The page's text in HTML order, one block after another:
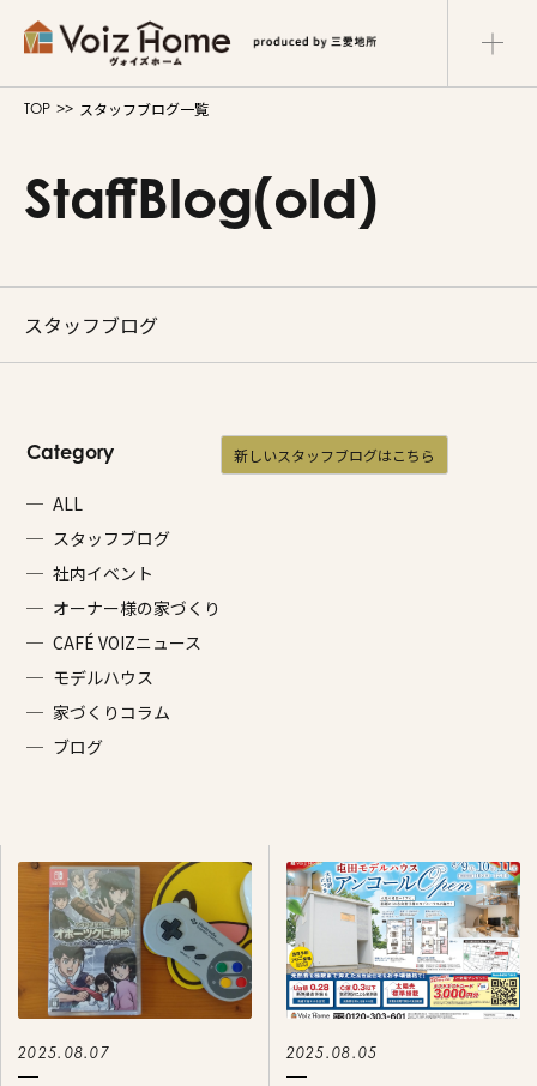
よくある質問
コーポレートサイト
Voiz Homeの家づくり
販売物件
展示場・モデルハウス
施工事例
家づくりコラム
TOP スタッフブログ一覧
StaffBlog(old)
スタッフブログ
Category
ALL
スタッフブログ
社内イベント
オーナー様の家づくり
CAFÉ VOIZニュース
モデルハウス
家づくりコラム
ブログ
新しいスタッフブログはこちら
2025.08.07 2025.08.05